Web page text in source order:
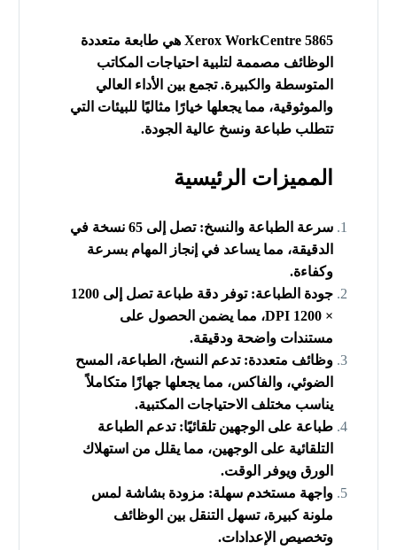
Xerox WorkCentre 5865 هي طابعة متعددة
الوظائف مصممة لتلبية احتياجات المكاتب
المتوسطة والكبيرة. تجمع بين الأداء العالي
والموثوقية، مما يجعلها خيارًا مثاليًا للبيئات التي
تتطلب طباعة ونسخ عالية الجودة.
المميزات الرئيسية
سرعة الطباعة والنسخ: تصل إلى 65 نسخة في
الدقيقة، مما يساعد في إنجاز المهام بسرعة
وكفاءة.
جودة الطباعة: توفر دقة طباعة تصل إلى 1200
× 1200 DPI، مما يضمن الحصول على
مستندات واضحة ودقيقة.
وظائف متعددة: تدعم النسخ، الطباعة، المسح
الضوئي، والفاكس، مما يجعلها جهازًا متكاملاً
يناسب مختلف الاحتياجات المكتبية.
طباعة على الوجهين تلقائيًا: تدعم الطباعة
التلقائية على الوجهين، مما يقلل من استهلاك
الورق ويوفر الوقت.
واجهة مستخدم سهلة: مزودة بشاشة لمس
ملونة كبيرة، تسهل التنقل بين الوظائف
وتخصيص الإعدادات.